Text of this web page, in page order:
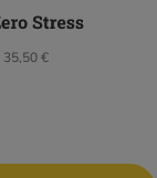
35,50 €